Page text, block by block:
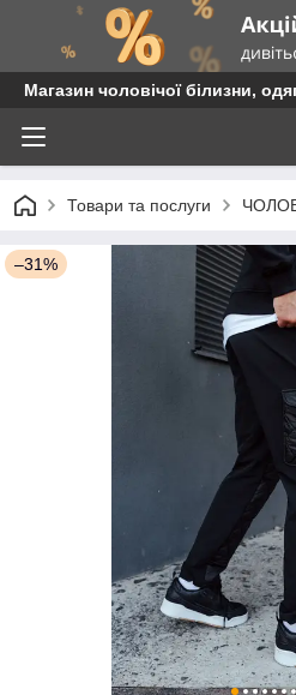
Магазин чоловічої білизни,
Товари та послуги
–31%